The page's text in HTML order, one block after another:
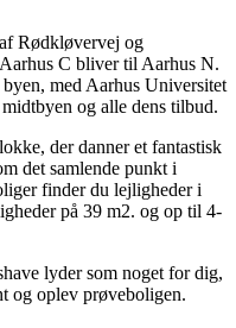
Rødkløvervej og
C bliver til Aarhus N.
med Aarhus Universitet
og alle dens tilbud.
der danner et fantastisk
det samlende punkt i
finder du lejligheder i
på 39 m2. og op til 4-
lyder som noget for dig,
og oplev prøveboligen.